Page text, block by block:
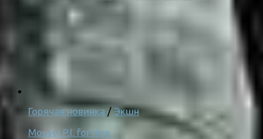
Горячая новинка/ Экшн
Mouse: P.I. for Hire